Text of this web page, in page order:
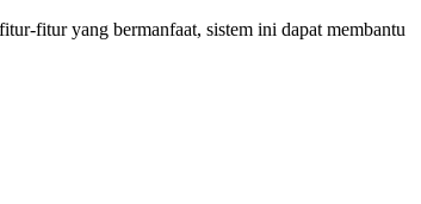
fitur yang bermanfaat, sistem ini dapat membantu